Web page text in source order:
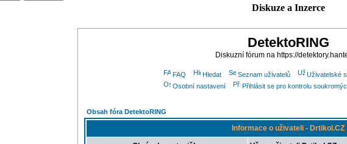
Diskuze a Inzerce
DetektoRING
Diskuzní fórum na https://
FAQ Hledat Seznam uživatelů Uživatelské
Osobní nastavení
Přihlásit se pro kontrolu
Obsah fóra DetektoRING
Informace o uživateli - Drtikol.CZ